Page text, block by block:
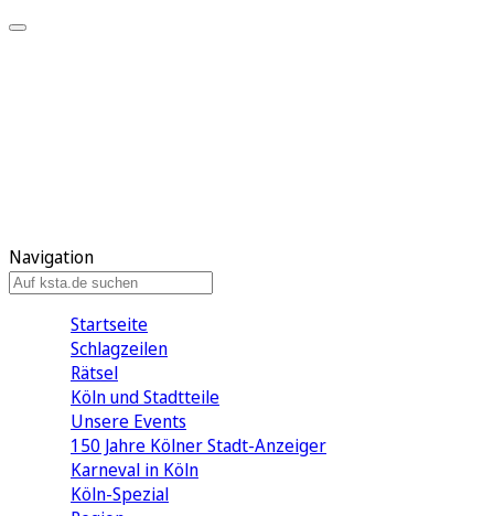
Navigation
Startseite
Schlagzeilen
Rätsel
Köln und Stadtteile
Unsere Events
150 Jahre Kölner Stadt-Anzeiger
Karneval in Köln
Köln-Spezial